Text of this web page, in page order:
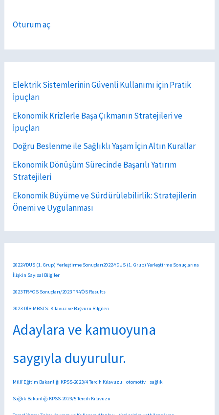
Oturum aç
Elektrik Sistemlerinin Güvenli Kullanımı için Pratik
İpuçları
Ekonomik Krizlerle Başa Çıkmanın Stratejileri ve
İpuçları
Doğru Beslenme ile Sağlıklı Yaşam İçin Altın Kurallar
Ekonomik Dönüşüm Sürecinde Başarılı Yatırım
Stratejileri
Ekonomik Büyüme ve Sürdürülebilirlik: Stratejilerin
Önemi ve Uygulanması
2022-YDUS (1. Grup) Yerleştirme Sonuçları2022-YDUS (1. Grup) Yerleştirme Sonuçlarına
İlişkin Sayısal Bilgiler
2023 TR-YÖS Sonuçları/2023 TR-YÖS Results
2023-DİB-MBSTS: Kılavuz ve Başvuru Bilgileri
Adaylara ve kamuoyuna
saygıyla duyurulur.
Millî Eğitim Bakanlığı KPSS-2023/4 Tercih Kılavuzu otomotiv sağlık
Sağlık Bakanlığı KPSS-2023/5 Tercih Kılavuzu